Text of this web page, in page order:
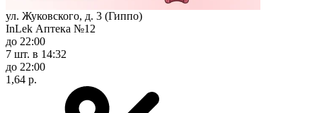
ул. Жуковского, д. 3 (Гиппо)
InLek Аптека №12
до 22:00
7 шт. в 14:32
до 22:00
1,64 р.